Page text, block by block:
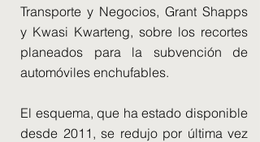
Transporte y Negocios, Grant Shapps
y Kwasi Kwarteng, sobre los recortes
planeados para la subvención de
automóviles enchufables.
El esquema, que ha estado disponible
desde 2011, se redujo por última vez